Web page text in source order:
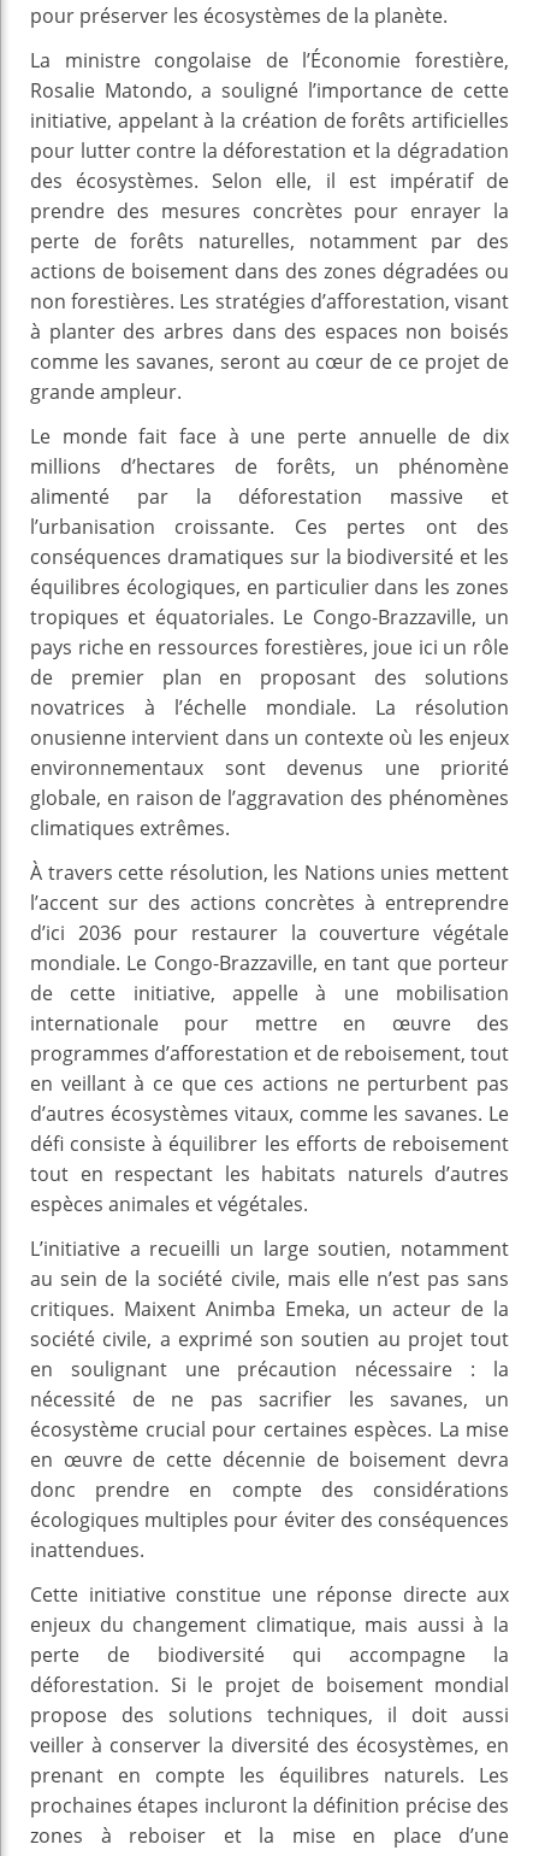
pour préserver les écosystèmes de la planète.
La ministre congolaise de l’Économie forestière,
Rosalie Matondo, a souligné l’importance de cette
initiative, appelant à la création de forêts artificielles
pour lutter contre la déforestation et la dégradation
des écosystèmes. Selon elle, il est impératif de
prendre des mesures concrètes pour enrayer la
perte de forêts naturelles, notamment par des
actions de boisement dans des zones dégradées ou
non forestières. Les stratégies d’afforestation, visant
à planter des arbres dans des espaces non boisés
comme les savanes, seront au cœur de ce projet de
grande ampleur.
Le monde fait face à une perte annuelle de dix
millions d’hectares de forêts, un phénomène
alimenté par la déforestation massive et
l’urbanisation croissante. Ces pertes ont des
conséquences dramatiques sur la biodiversité et les
équilibres écologiques, en particulier dans les zones
tropiques et équatoriales. Le Congo-Brazzaville, un
pays riche en ressources forestières, joue ici un rôle
de premier plan en proposant des solutions
novatrices à l’échelle mondiale. La résolution
onusienne intervient dans un contexte où les enjeux
environnementaux sont devenus une priorité
globale, en raison de l’aggravation des phénomènes
climatiques extrêmes.
À travers cette résolution, les Nations unies mettent
l’accent sur des actions concrètes à entreprendre
d’ici 2036 pour restaurer la couverture végétale
mondiale. Le Congo-Brazzaville, en tant que porteur
de cette initiative, appelle à une mobilisation
internationale pour mettre en œuvre des
programmes d’afforestation et de reboisement, tout
en veillant à ce que ces actions ne perturbent pas
d’autres écosystèmes vitaux, comme les savanes. Le
défi consiste à équilibrer les efforts de reboisement
tout en respectant les habitats naturels d’autres
espèces animales et végétales.
L’initiative a recueilli un large soutien, notamment
au sein de la société civile, mais elle n’est pas sans
critiques. Maixent Animba Emeka, un acteur de la
société civile, a exprimé son soutien au projet tout
en soulignant une précaution nécessaire : la
nécessité de ne pas sacrifier les savanes, un
écosystème crucial pour certaines espèces. La mise
en œuvre de cette décennie de boisement devra
donc prendre en compte des considérations
écologiques multiples pour éviter des conséquences
inattendues.
Cette initiative constitue une réponse directe aux
enjeux du changement climatique, mais aussi à la
perte de biodiversité qui accompagne la
déforestation. Si le projet de boisement mondial
propose des solutions techniques, il doit aussi
veiller à conserver la diversité des écosystèmes, en
prenant en compte les équilibres naturels. Les
prochaines étapes incluront la définition précise des
zones à reboiser et la mise en place d’une